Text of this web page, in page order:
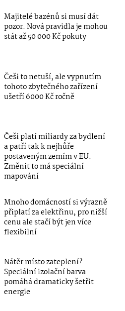
Majitelé bazénů si musí dát
pozor. Nová pravidla je mohou
stát až 50 000 Kč pokuty
Češi to netuší, ale vypnutím
tohoto zbytečného zařízení
ušetří 6000 Kč ročně
Češi platí miliardy za bydlení
a patří tak k nejhůře
postaveným zemím v EU.
Změnit to má speciální
mapování
Mnoho domácností si výrazně
připlatí za elektřinu, pro nižší
cenu ale stačí být jen více
flexibilní
Nátěr místo zateplení?
Speciální izolační barva
pomáhá dramaticky šetřit
energie